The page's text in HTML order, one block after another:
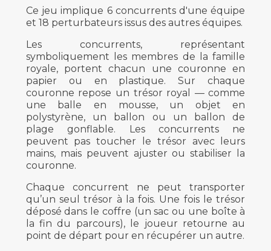
Ce jeu implique 6 concurrents d'une équipe
et 18 perturbateurs issus des autres équipes.
Les concurrents, représentant
symboliquement les membres de la famille
royale, portent chacun une couronne en
papier ou en plastique. Sur chaque
couronne repose un trésor royal — comme
une balle en mousse, un objet en
polystyrène, un ballon ou un ballon de
plage gonflable. Les concurrents ne
peuvent pas toucher le trésor avec leurs
mains, mais peuvent ajuster ou stabiliser la
couronne.
Chaque concurrent ne peut transporter
qu’un seul trésor à la fois. Une fois le trésor
déposé dans le coffre (un sac ou une boîte à
la fin du parcours), le joueur retourne au
point de départ pour en récupérer un autre.